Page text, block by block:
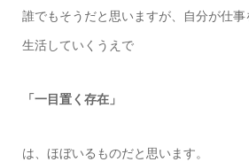
誰でもそうだと思いますが、自分が仕
生活していくうえで
「一目置く存在」
は、ほぼいるものだと思います。